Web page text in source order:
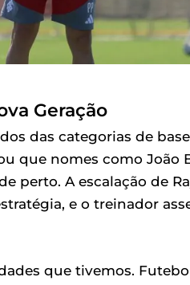
Geração
das categorias de
que nomes como João
perto. A escalação de
e o treinador
que tivemos.